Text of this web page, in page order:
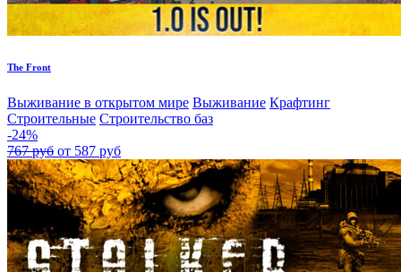
The Front
Выживание в открытом мире Выживание Крафтинг
Строительные Строительство баз
-24%
767 руб от 587 руб